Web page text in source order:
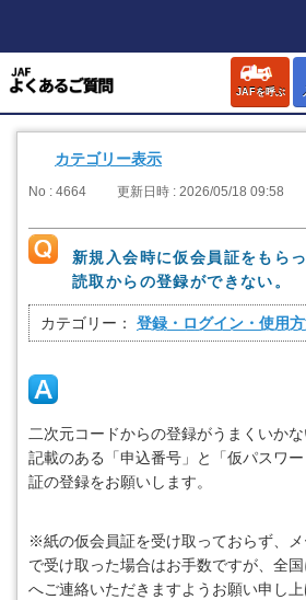
JAFを呼ぶ
カテゴリー表示
No : 4664 更新日時 : 2026/05/18 09:58
新規入会時に仮会員証をもら
読取からの登録ができない。
カテゴリー： 登録・ログイン・使用
二次元コードからの登録がうまくいか
記載のある「申込番号」と「仮パスワ
証の登録をお願いします。
※紙の仮会員証を受け取っておらず、メ
で受け取った場合はお手数ですが、全
へご連絡いただきますようお願い申し上